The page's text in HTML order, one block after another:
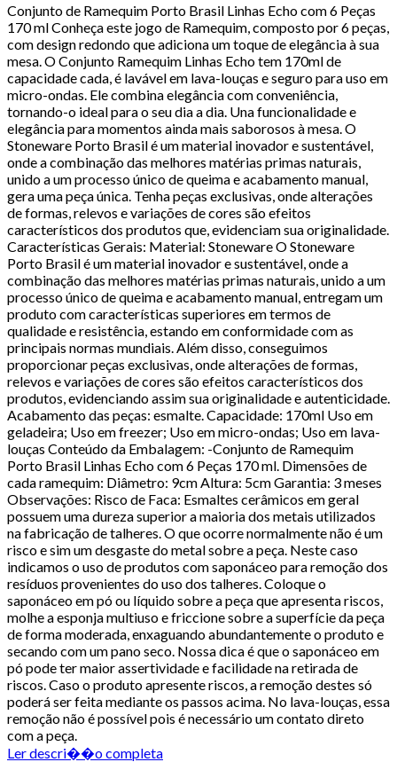
Conjunto de Ramequim Porto Brasil Linhas Echo com 6 Peças
170 ml Conheça este jogo de Ramequim, composto por 6 peças,
com design redondo que adiciona um toque de elegância à sua
mesa. O Conjunto Ramequim Linhas Echo tem 170ml de
capacidade cada, é lavável em lava-louças e seguro para uso em
micro-ondas. Ele combina elegância com conveniência,
tornando-o ideal para o seu dia a dia. Una funcionalidade e
elegância para momentos ainda mais saborosos à mesa. O
Stoneware Porto Brasil é um material inovador e sustentável,
onde a combinação das melhores matérias primas naturais,
unido a um processo único de queima e acabamento manual,
gera uma peça única. Tenha peças exclusivas, onde alterações
de formas, relevos e variações de cores são efeitos
característicos dos produtos que, evidenciam sua originalidade.
Características Gerais: Material: Stoneware O Stoneware
Porto Brasil é um material inovador e sustentável, onde a
combinação das melhores matérias primas naturais, unido a um
processo único de queima e acabamento manual, entregam um
produto com características superiores em termos de
qualidade e resistência, estando em conformidade com as
principais normas mundiais. Além disso, conseguimos
proporcionar peças exclusivas, onde alterações de formas,
relevos e variações de cores são efeitos característicos dos
produtos, evidenciando assim sua originalidade e autenticidade.
Acabamento das peças: esmalte. Capacidade: 170ml Uso em
geladeira; Uso em freezer; Uso em micro-ondas; Uso em lava-
louças Conteúdo da Embalagem: -Conjunto de Ramequim
Porto Brasil Linhas Echo com 6 Peças 170 ml. Dimensões de
cada ramequim: Diâmetro: 9cm Altura: 5cm Garantia: 3 meses
Observações: Risco de Faca: Esmaltes cerâmicos em geral
possuem uma dureza superior a maioria dos metais utilizados
na fabricação de talheres. O que ocorre normalmente não é um
risco e sim um desgaste do metal sobre a peça. Neste caso
indicamos o uso de produtos com saponáceo para remoção dos
resíduos provenientes do uso dos talheres. Coloque o
saponáceo em pó ou líquido sobre a peça que apresenta riscos,
molhe a esponja multiuso e friccione sobre a superfície da peça
de forma moderada, enxaguando abundantemente o produto e
secando com um pano seco. Nossa dica é que o saponáceo em
pó pode ter maior assertividade e facilidade na retirada de
riscos. Caso o produto apresente riscos, a remoção destes só
poderá ser feita mediante os passos acima. No lava-louças, essa
remoção não é possível pois é necessário um contato direto
com a peça.
Ler descri��o completa